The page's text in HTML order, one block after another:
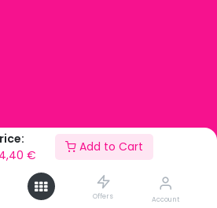
€
Add to Cart
Offers Account
Premier Cosmetic 2026
de código abierto